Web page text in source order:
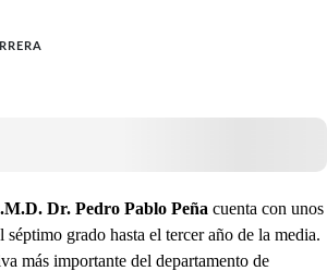
Dr. Pedro Pablo Peña cuenta con unos
séptimo grado hasta el tercer año de la media.
más importante del departamento de